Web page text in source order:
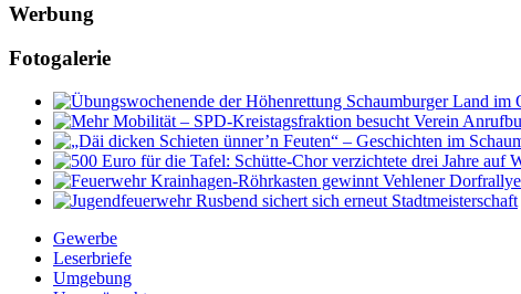
Werbung
Fotogalerie
Gewerbe
Leserbriefe
Umgebung